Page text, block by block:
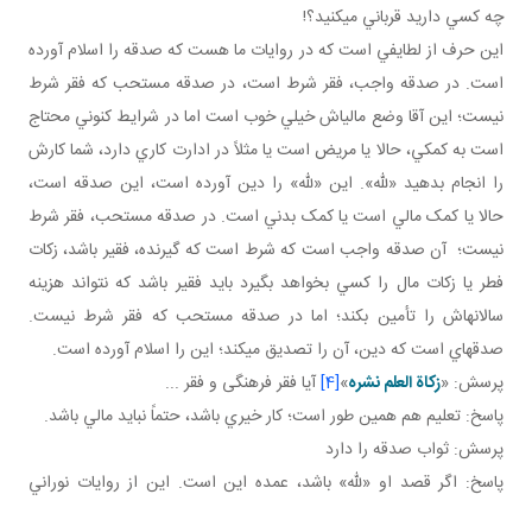
چه کسي داريد قرباني مي کنيد؟!
اين حرف از لطايفي است که در روايات ما هست که صدقه را اسلام آورده
است. در صدقه واجب، فقر شرط است، در صدقه مستحب که فقر شرط
نيست؛ اين آقا وضع مالي اش خيلي خوب است اما در شرايط کنوني محتاج
است به کمکي، حالا يا مريض است يا مثلاً در ادارت کاري دارد، شما کارش
را انجام بدهيد «لله». اين «لله» را دين آورده است، اين صدقه است،
حالا يا کمک مالي است يا کمک بدني است. در صدقه مستحب، فقر شرط
نيست؛ آن صدقه واجب است که شرط است که گيرنده، فقير باشد، زکات
فطر يا زکات مال را کسي بخواهد بگيرد بايد فقير باشد که نتواند هزينه
سالانه اش را تأمين بکند؛ اما در صدقه مستحب که فقر شرط نيست.
صدقه اي است که دين، آن را تصديق مي کند؛ اين را اسلام آورده است.
پرسش: «زکاة العلم نشره»
[4]
آيا فقر فرهنگی و فقر ...
پاسخ: تعليم هم همين طور است؛ کار خيري باشد، حتماً نبايد مالي باشد.
پرسش: ثواب صدقه را دارد
پاسخ: اگر قصد او «لله» باشد، عمده اين است. اين از روايات نوراني